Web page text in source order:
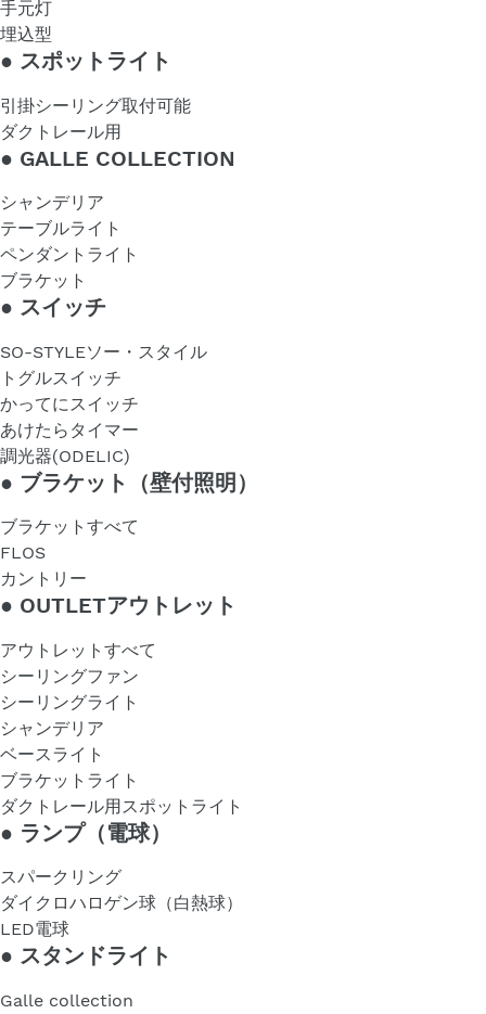
手元灯
埋込型
● スポットライト
引掛シーリング取付可能
ダクトレール用
● GALLE COLLECTION
シャンデリア
テーブルライト
ペンダントライト
ブラケット
● スイッチ
SO-STYLEソー・スタイル
トグルスイッチ
かってにスイッチ
あけたらタイマー
調光器(ODELIC)
● ブラケット（壁付照明）
ブラケットすべて
FLOS
カントリー
● OUTLETアウトレット
アウトレットすべて
シーリングファン
シーリングライト
シャンデリア
ベースライト
ブラケットライト
ダクトレール用スポットライト
● ランプ（電球）
スパークリング
ダイクロハロゲン球（白熱球）
LED電球
● スタンドライト
Galle collection